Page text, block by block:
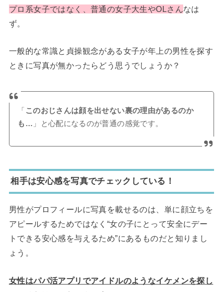
プロ系女子ではなく、普通の女子大生やOLさんなは
ず。
一般的な常識と貞操観念がある女子が年上の男性を探す
ときに写真が無かったらどう思うでしょうか？
「 このおじさんは顔を出せない裏の理由があるのか
も… 」と心配になるのが普通の感覚です。
相手は安心感を写真でチェックしている！
男性がプロフィールに写真を載せるのは、単に顔立ちを
アピールするためではなく“女の子にとって安全にデー
トできる安心感を与えるため”にあるものだと知りまし
ょう。
女性はパパ活アプリでアイドルのようなイケメンを探し